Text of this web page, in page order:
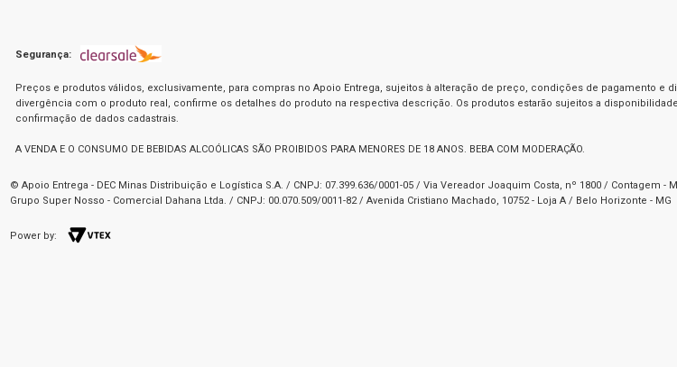
Segurança:
Preços e produtos válidos, exclusivamente, para compras no Apoio Entrega, sujeitos à alteração de preço, condições de pagamento
divergência com o produto real, confirme os detalhes do produto na respectiva descrição. Os produtos estarão sujeitos a
confirmação de dados cadastrais.
A VENDA E O CONSUMO DE BEBIDAS ALCOÓLICAS SÃO PROIBIDOS PARA MENORES DE 18 ANOS. BEBA COM MODERAÇÃO.
© Apoio Entrega - DEC Minas Distribuição e Logística S.A. / CNPJ: 07.399.636/0001-05 / Via Vereador Joaquim Costa, nº 1800 / Contagem -
Grupo Super Nosso - Comercial Dahana Ltda. / CNPJ: 00.070.509/0011-82 / Avenida Cristiano Machado, 10752 - Loja A / Belo Horizonte - MG
Power by: